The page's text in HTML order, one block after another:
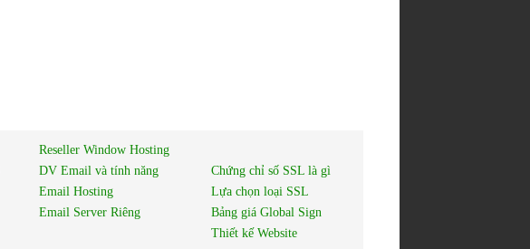
Reseller Window Hosting
DV Email và tính năng
Email Hosting
Email Server Riêng
Chứng chỉ số SSL là gì
Lựa chọn loại SSL
Bảng giá Global Sign
Thiết kế Website